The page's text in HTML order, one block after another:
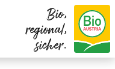
Bio,
regional,
sicher.